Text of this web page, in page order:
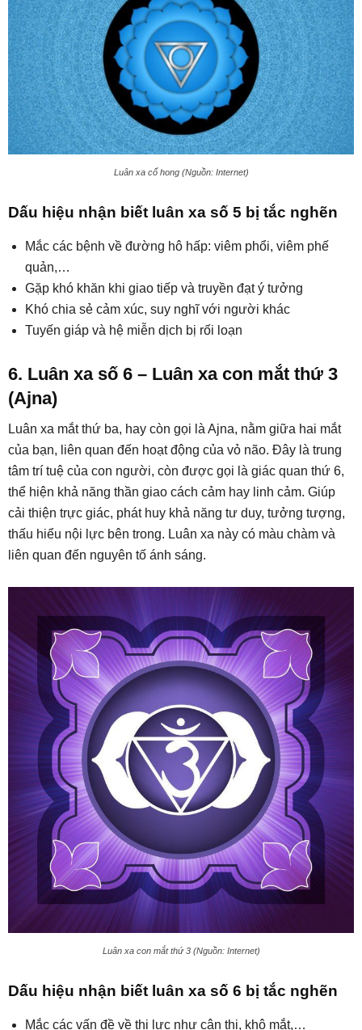
Luân xa cổ hong (Nguồn: Internet)
Dấu hiệu nhận biết luân xa số 5 bị tắc nghẽn
Mắc các bệnh về đường hô hấp: viêm phổi, viêm phế
quản,…
Gặp khó khăn khi giao tiếp và truyền đạt ý tưởng
Khó chia sẻ cảm xúc, suy nghĩ với người khác
Tuyến giáp và hệ miễn dịch bị rối loạn
6. Luân xa số 6 – Luân xa con mắt thứ 3
(Ajna)
Luân xa mắt thứ ba, hay còn gọi là Ajna, nằm giữa hai mắt
của bạn, liên quan đến hoạt động của vỏ não. Đây là trung
tâm trí tuệ của con người, còn được gọi là giác quan thứ 6,
thể hiện khả năng thần giao cách cảm hay linh cảm. Giúp
cải thiện trực giác, phát huy khả năng tư duy, tưởng tượng,
thấu hiểu nội lực bên trong. Luân xa này có màu chàm và
liên quan đến nguyên tố ánh sáng.
Luân xa con mắt thứ 3 (Nguồn: Internet)
Dấu hiệu nhận biết luân xa số 6 bị tắc nghẽn
Mắc các vấn đề về thị lực như cận thị, khô mắt,…